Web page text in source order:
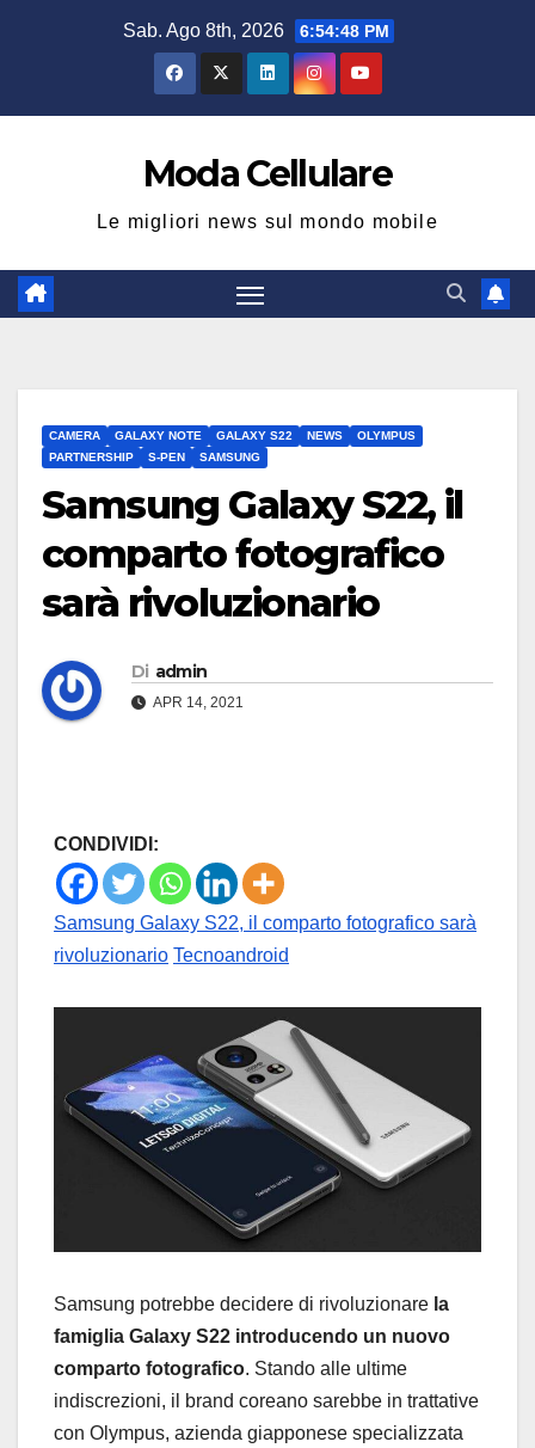
Sab. Ago 8th, 2026 6:54:49 PM
Moda Cellulare
Le migliori news sul mondo mobile
CAMERA GALAXY NOTE GALAXY S22 NEWS
OLYMPUS
PARTNERSHIP
S-PEN SAMSUNG
Samsung Galaxy S22, il
comparto fotografico
sarà rivoluzionario
Di admin
APR 14, 2021
CONDIVIDI:
Samsung Galaxy S22, il comparto fotografico sarà
rivoluzionario Tecnoandroid
Samsung potrebbe decidere di rivoluzionare la
famiglia Galaxy S22 introducendo un nuovo
comparto fotografico. Stando alle ultime
indiscrezioni, il brand coreano sarebbe in trattative
con Olympus, azienda giapponese specializzata